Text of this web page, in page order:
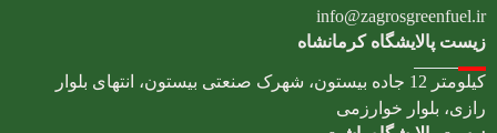
info@zagrosgreenfuel.ir​
زیست پالایشگاه کرمانشاه
کیلومتر 12 جاده بیستون، شهرک صنعتی بیستون، انتهای بلوار
رازی، بلوار خوارزمی